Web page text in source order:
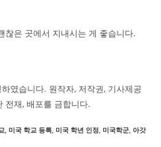
은 곳에서 지내시는 게 좋습니다.
였습니다. 원작자, 저작권, 기사제공
전재, 배포를 금합니다.
, 미국 학교 등록, 미국 학년 인정, 미국학군, 아갓